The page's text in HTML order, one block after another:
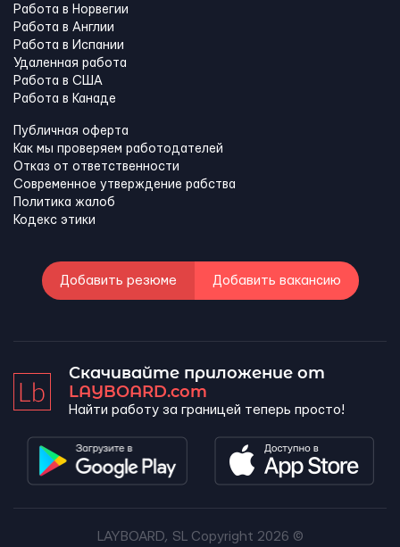
Работа в Норвегии
Работа в Англии
Работа в Испании
Удаленная работа
Работа в США
Работа в Канадe
Публичная оферта
Как мы проверяем работодателей
Отказ от ответственности
Современное утверждение рабства
Политика жалоб
Кодекс этики
Добавить резюме Добавить вакансию
Скачивайте приложение от
LAYBOARD.com
Найти работу за границей теперь просто!
LAYBOARD, SL Copyright 2026 ©